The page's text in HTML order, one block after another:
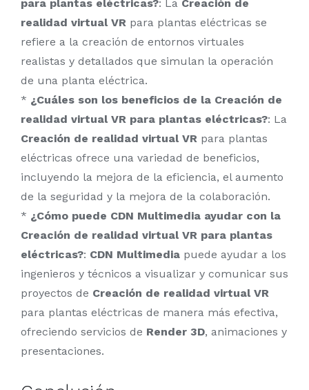
para plantas eléctricas?: La Creación de
realidad virtual VR para plantas eléctricas se
refiere a la creación de entornos virtuales
realistas y detallados que simulan la operación
de una planta eléctrica.
* ¿Cuáles son los beneficios de la Creación de
realidad virtual VR para plantas eléctricas?: La
Creación de realidad virtual VR para plantas
eléctricas ofrece una variedad de beneficios,
incluyendo la mejora de la eficiencia, el aumento
de la seguridad y la mejora de la colaboración.
* ¿Cómo puede CDN Multimedia ayudar con la
Creación de realidad virtual VR para plantas
eléctricas?: CDN Multimedia puede ayudar a los
ingenieros y técnicos a visualizar y comunicar sus
proyectos de Creación de realidad virtual VR
para plantas eléctricas de manera más efectiva,
ofreciendo servicios de Render 3D, animaciones y
presentaciones.